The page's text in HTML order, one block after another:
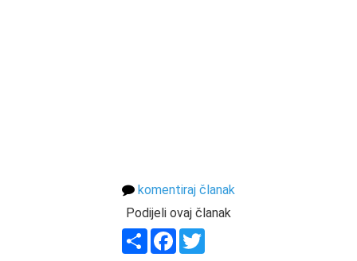
komentiraj članak
Podijeli ovaj članak
ShareFacebook